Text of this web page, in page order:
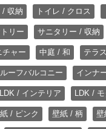
/ 収納 トイレ / クロス
リー サニタリー / 収納
ャー 中庭 / 和 テラ
ルーフバルコニー インナ
LDK / インテリア LDK /
/ ピンク 壁紙 / 柄 壁